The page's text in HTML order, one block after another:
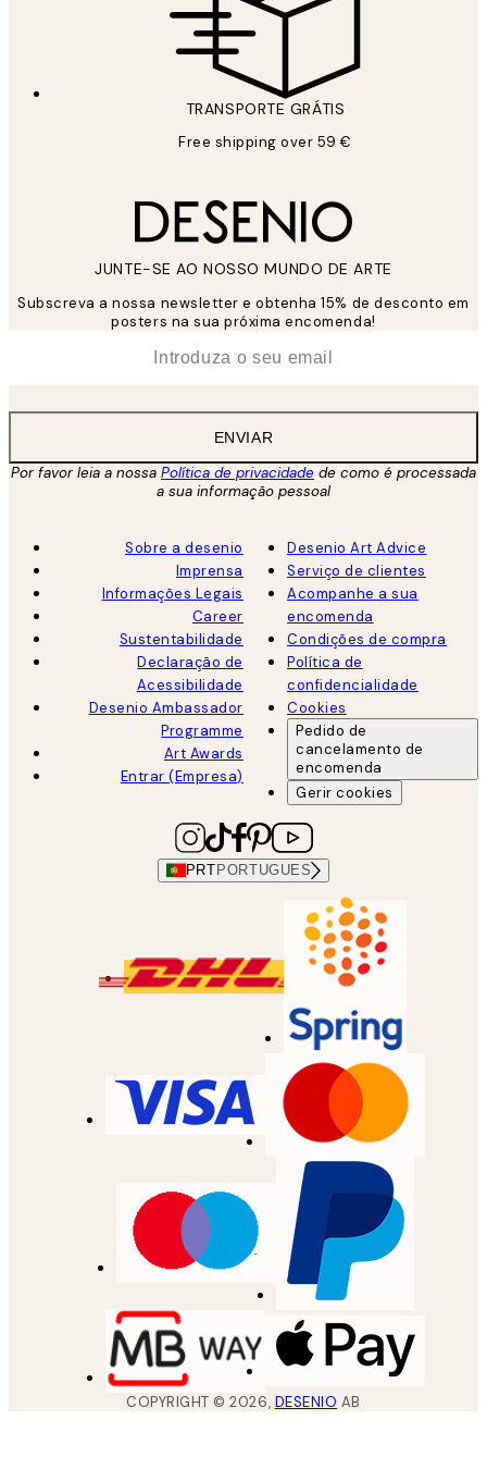
TRANSPORTE GRÁTIS
Free shipping over 59 €
JUNTE-SE AO NOSSO MUNDO DE ARTE
Subscreva a nossa newsletter e obtenha 15% de desconto em
posters na sua próxima encomenda!
ENVIAR
Por favor leia a nossa Política de privacidade de como é processada
a sua informação pessoal
Sobre a desenio
Imprensa
Informações Legais
Career
Sustentabilidade
Declaração de
Acessibilidade
Desenio Ambassador
Programme
Art Awards
Entrar (Empresa)
Desenio Art Advice
Serviço de clientes
Acompanhe a sua
encomenda
Condições de compra
Política de
confidencialidade
Cookies
Pedido de
cancelamento de
encomenda
Gerir cookies
PRT PORTUGUES
COPYRIGHT ©2026, DESENIO AB